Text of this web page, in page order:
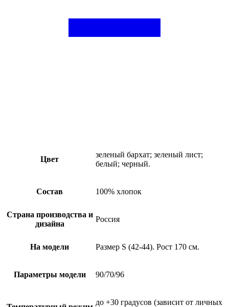
Цвет
зеленый бархат; зеленый лист;
белый; черный.
Состав 100% хлопок
Страна производства и
дизайна
Россия
На модели Размер S (42-44). Рост 170 см.
Параметры модели 90/70/96
до +30 градусов (зависит от личных